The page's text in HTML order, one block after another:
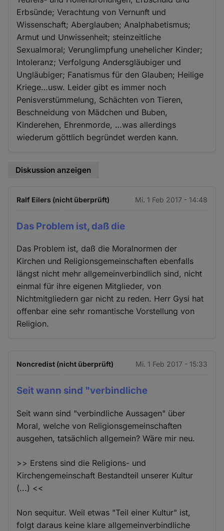
Erbsünde; Verachtung von Vernunft und
Wissenschaft; Aberglauben; Analphabetismus;
Armut und Unwissenheit; steinzeitliche
Sexualmoral; Verunglimpfung unehelicher Kinder;
Intoleranz; Verfolgung Andersgläubiger und
Ungläubiger; Fanatismus für den Glauben; Heilige
Kriege…usw. Leider gibt es immer noch
Penisverstümmelung, Schächten von Tieren,
Beschneidung von Mädchen und Buben,
Kinderehen, Ehrenmorde, …was allerdings
wiederum göttlich begründet werden kann.
Diskussion anzeigen
Ralf Eilers (nicht überprüft) Mi. 1 Feb 2017 - 14:48
Das Problem ist, daß die
Das Problem ist, daß die Moralnormen der
Kirchen und Religionsgemeinschaften ebenfalls
längst nicht mehr allgemeinverbindlich sind, nicht
einmal für ihre eigenen Mitglieder, von
Nichtmitgliedern gar nicht zu reden. Herr Gysi hat
offenbar eine sehr romantische Vorstellung von
Religion.
Noncredist (nicht überprüft) Mi. 1 Feb 2017 - 15:33
Seit wann sind "verbindliche
Seit wann sind "verbindliche Aussagen" über
Moral, welche von Religionsgemeinschaften
ausgehen, tatsächlich allgemein? Wäre mir neu.
>> Erstens sind die Religions- und
Kirchengemeinschaft Bestandteil unserer Kultur
(...) <<
Non sequitur. Weil etwas "Teil einer Kultur" ist,
folgt daraus keine klare allgemeinverbindliche